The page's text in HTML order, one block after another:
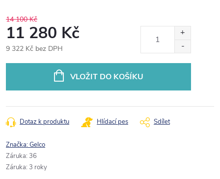
14 100 Kč
11 280 Kč
9 322 Kč bez DPH
VLOŽIT DO KOŠÍKU
Dotaz k produktu Hlídací pes Sdílet
Značka:Gelco
Záruka: 36
Záruka: 3 roky